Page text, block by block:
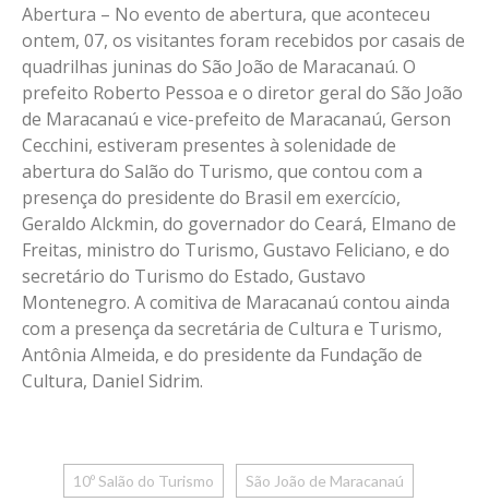
Abertura – No evento de abertura, que aconteceu
ontem, 07, os visitantes foram recebidos por casais de
quadrilhas juninas do São João de Maracanaú. O
prefeito Roberto Pessoa e o diretor geral do São João
de Maracanaú e vice-prefeito de Maracanaú, Gerson
Cecchini, estiveram presentes à solenidade de
abertura do Salão do Turismo, que contou com a
presença do presidente do Brasil em exercício,
Geraldo Alckmin, do governador do Ceará, Elmano de
Freitas, ministro do Turismo, Gustavo Feliciano, e do
secretário do Turismo do Estado, Gustavo
Montenegro. A comitiva de Maracanaú contou ainda
com a presença da secretária de Cultura e Turismo,
Antônia Almeida, e do presidente da Fundação de
Cultura, Daniel Sidrim.
10º Salão do Turismo São João de Maracanaú